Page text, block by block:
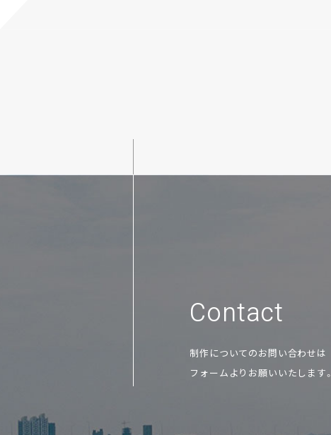
Contact
制作についてのお問い合わせは
フォームよりお願いいたします。